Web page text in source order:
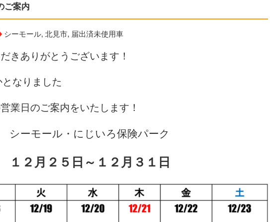
ご案内
シーモール, 北見市, 届出済未使用車
きありがとうございます！
なりました
業日のご案内をいたします！
シーモール・にじいろ保険パーク
１２月２５日～１２月３１日